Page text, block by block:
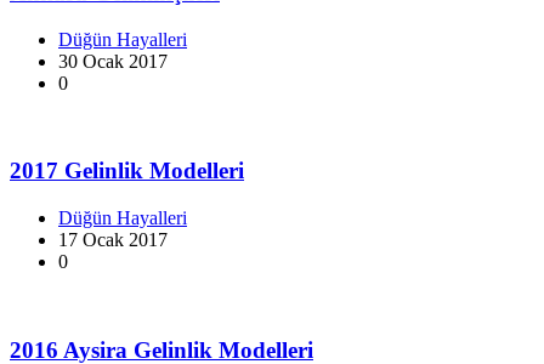
Düğün Hayalleri
30 Ocak 2017
0
2017 Gelinlik Modelleri
Düğün Hayalleri
17 Ocak 2017
0
2016 Aysira Gelinlik Modelleri